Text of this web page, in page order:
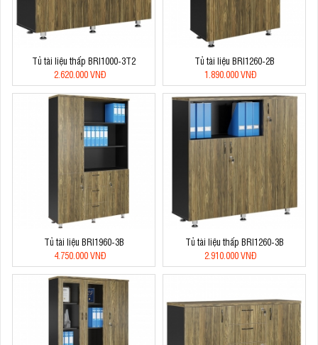
Tủ tài liệu thấp BRI1000-3T2
2.620.000 VNĐ
Tủ tài liệu BRI1260-2B
1.890.000 VNĐ
Tủ tài liệu BRI1960-3B
4.750.000 VNĐ
Tủ tài liệu thấp BRI1260-3B
2.910.000 VNĐ